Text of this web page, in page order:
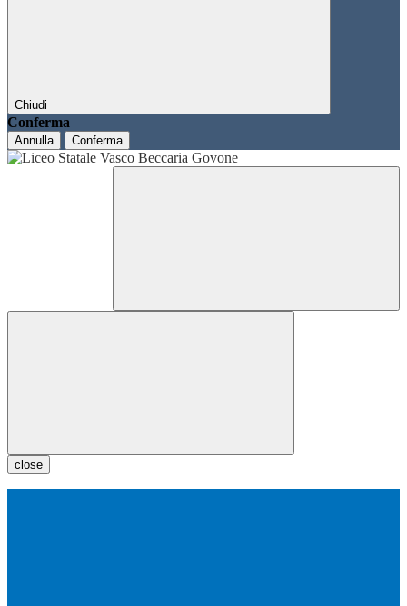
Chiudi
Conferma
Annulla Conferma
close